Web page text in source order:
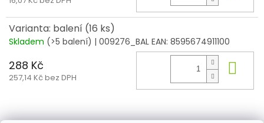
Varianta: balení (16 ks)
Skladem (>5 balení) | 009276_BAL EAN: 8595674911100
288 Kč
257,14 Kč bez DPH